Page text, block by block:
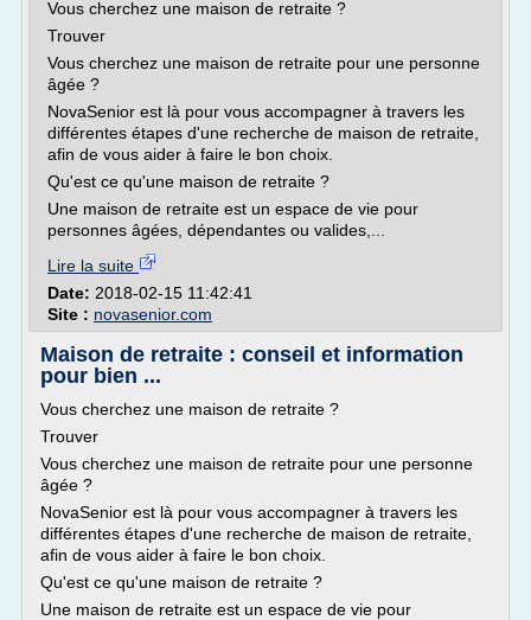
Vous cherchez une maison de retraite ?
Trouver
Vous cherchez une maison de retraite pour une personne
âgée ?
NovaSenior est là pour vous accompagner à travers les
différentes étapes d'une recherche de maison de retraite,
afin de vous aider à faire le bon choix.
Qu'est ce qu'une maison de retraite ?
Une maison de retraite est un espace de vie pour
personnes âgées, dépendantes ou valides,...
Lire la suite
Date: 2018-02-15 11:42:41
Site : novasenior.com
Maison de retraite : conseil et information
pour bien ...
Vous cherchez une maison de retraite ?
Trouver
Vous cherchez une maison de retraite pour une personne
âgée ?
NovaSenior est là pour vous accompagner à travers les
différentes étapes d'une recherche de maison de retraite,
afin de vous aider à faire le bon choix.
Qu'est ce qu'une maison de retraite ?
Une maison de retraite est un espace de vie pour